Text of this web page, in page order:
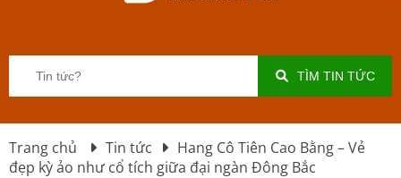
TÌM TIN TỨC
Trang chủ Tin tức
Hang Cô Tiên Cao Bằng – Vẻ
đẹp kỳ ảo như cổ tích giữa đại ngàn Đông Bắc